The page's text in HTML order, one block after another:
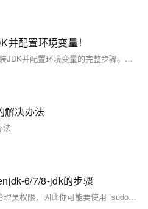
配置环境变量！
本教程介绍在Rocky Linux 9上安装JDK并配置环境变量的完整步骤。首先更新系统，清理旧版本JDK相关包及残留文件，确保环境干净。接着搜索并安装所需版本的JDK（如OpenJDK 17），验证安装是否成功。然后查找JDK安装路径，配置全局环境变量`JAVA_HOME`和`PATH`，最后验证环境变量设置。按照此流程操作，可顺利完成Java开发环境搭建，支持多版本切换（如JDK 8/11/17）。生产环境请谨慎操作，避免影响现有服务。
解决办法
法
6/7/8-jdk的步骤
在整个安装过程中，你可能需要管理员权限，因此你可能要使用 `sudo` 来获取必要的权限。记得做完每一个步骤后，都要检查输出，以确保没有发生错误，并且每项操作都成功完成。如果在安装过程中遇到问题，查看 `/var/log/` 下的日志文件对于问题的解决可能是有帮助的。